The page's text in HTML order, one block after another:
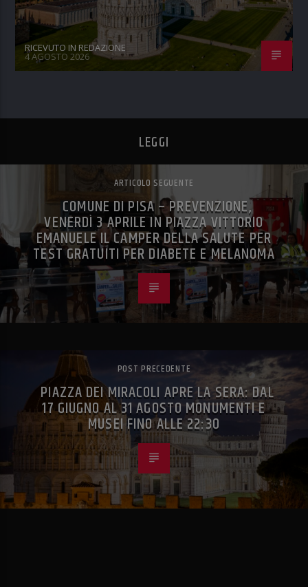
RICEVUTO IN REDAZIONE
4 AGOSTO 2026
LEGGI
ARTICOLO SEGUENTE
COMUNE DI PISA – PREVENZIONE,
VENERDÌ 3 APRILE IN PIAZZA VITTORIO
EMANUELE IL CAMPER DELLA SALUTE PER
TEST GRATUITI PER DIABETE E MELANOMA
POST PRECEDENTE
PIAZZA DEI MIRACOLI APRE LA SERA: DAL
17 GIUGNO AL 31 AGOSTO MONUMENTI E
MUSEI FINO ALLE 22:30